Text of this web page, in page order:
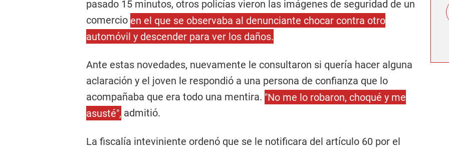
pasado 15 minutos, otros policías vieron las imágenes de seguridad de un
comercio en el que se observaba al denunciante chocar contra otro
automóvil y descender para ver los daños.
Ante estas novedades, nuevamente le consultaron si quería hacer alguna
aclaración y el joven le respondió a una persona de confianza que lo
acompañaba que era todo una mentira. "No me lo robaron, choqué y me
asusté", admitió.
La fiscalía inteviniente ordenó que se le notificara del artículo 60 por el